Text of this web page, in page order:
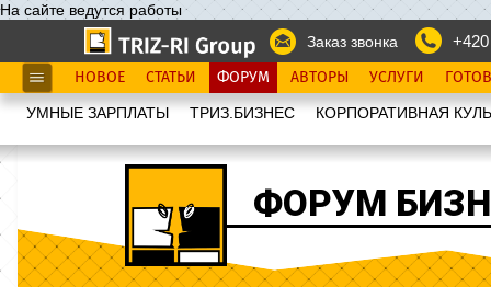
На сайте ведутся работы
Заказ звонка
НОВОЕ СТАТЬИ ФОРУМ АВТОРЫ УСЛУГИ
УМНЫЕ ЗАРПЛАТЫ ТРИЗ.БИЗНЕС КОРПОРАТИВНАЯ
ФОРУМ